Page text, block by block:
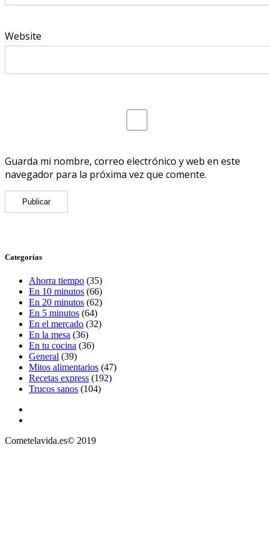
Website
Guarda mi nombre, correo electrónico y web en este
navegador para la próxima vez que comente.
Categorías
Ahorra tiempo (35)
En 10 minutos (66)
En 20 minutos (62)
En 5 minutos (64)
En el mercado (32)
En la mesa (36)
En tu cocina (36)
General (39)
Mitos alimentarios (47)
Recetas express (192)
Trucos sanos (104)
Cometelavida.es© 2019